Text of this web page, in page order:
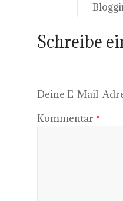
Schreibe
Deine E-Mail-
Kommentar *